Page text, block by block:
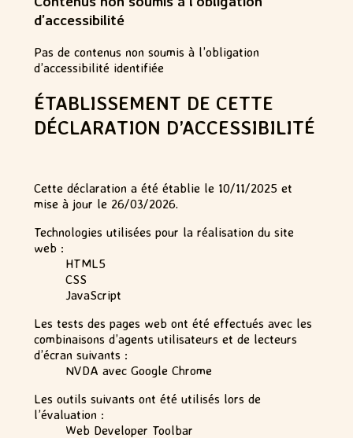
d’accessibilité
Pas de contenus non soumis à l’obligation
d’accessibilité identifiée
ÉTABLISSEMENT DE CETTE
DÉCLARATION D’ACCESSIBILITÉ
Cette déclaration a été établie le 10/11/2025 et
mise à jour le 26/03/2026.
Technologies utilisées pour la réalisation du site
web :
HTML5
CSS
JavaScript
Les tests des pages web ont été effectués avec les
combinaisons d’agents utilisateurs et de lecteurs
d’écran suivants :
NVDA avec Google Chrome
Les outils suivants ont été utilisés lors de
l’évaluation :
Web Developer Toolbar